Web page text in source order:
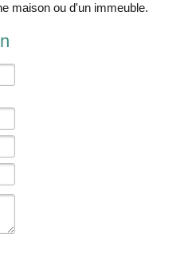
maison ou d'un immeuble.